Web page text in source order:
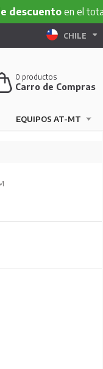
en el total de tu
CHILE
0 productos
Carro de Compras
EQUIPOS AT-MT